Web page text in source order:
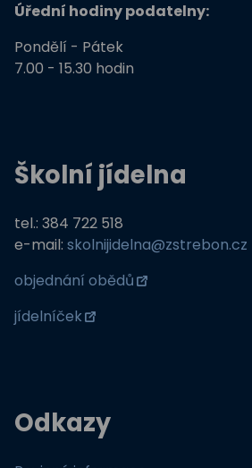
Úřední hodiny podatelny:
Pondělí - Pátek
7.00 - 15.30 hodin
Školní jídelna
tel.: 384 722 518
e-mail: skolnijidelna@zstrebon.cz
objednání obědů
jídelníček
Odkazy